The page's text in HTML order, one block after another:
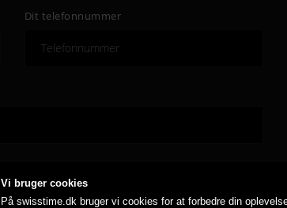
Dit telefonnummer
Vi bruger cookies
På swisstime.dk bruger vi cookies for at forbedre din